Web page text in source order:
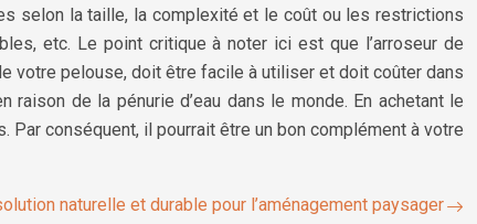
selon la taille, la complexité et le coût ou les restrictions
etc. Le point critique à noter ici est que l’arroseur de
votre pelouse, doit être facile à utiliser et doit coûter dans
de la pénurie d’eau dans le monde. En achetant le
conséquent, il pourrait être un bon complément à votre
naturelle et durable pour l’aménagement paysager